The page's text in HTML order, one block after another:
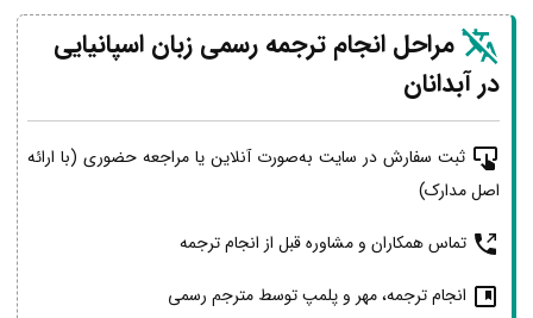
مراحل انجام ترجمه رسمی زبان اسپانیایی
در آبدانان
ثبت سفارش در سایت به‌صورت آنلاین یا مراجعه حضوری (با ارائه
اصل مدارک)
تماس همکاران و مشاوره قبل از انجام ترجمه
انجام ترجمه، مهر و پلمپ توسط مترجم رسمی